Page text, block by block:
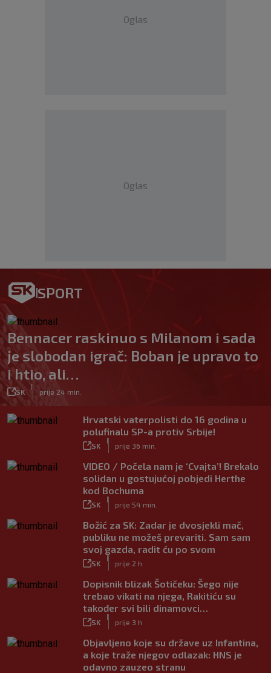
Oglas
Oglas
SPORT
Bennacer raskinuo s Milanom i sada
je slobodan igrač: Boban je upravo to
i htio, ali…
SK prije 24 min.
Hrvatski vaterpolisti do 16 godina u
polufinalu SP-a protiv Srbije!
SK prije 36 min.
VIDEO / Počela nam je ‘Cvajta’! Brekalo
solidan u gostujućoj pobjedi Herthe
kod Bochuma
SK prije 54 min.
Božić za SK: Zadar je dvosjekli mač,
publiku ne možeš prevariti. Sam sam
svoj gazda, radit ću po svom
SK prije 2 h
Dopisnik blizak Šotičeku: Šego nije
trebao vikati na njega, Rakitiću su
također svi bili dinamovci…
SK prije 3 h
Objavljeno koje su države uz Infantina,
a koje traže njegov odlazak: HNS je
odavno zauzeo stranu